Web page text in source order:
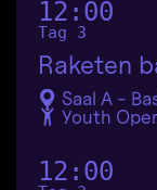
12:00
Tag 3
Raketen
Saal A -
Youth
12:00